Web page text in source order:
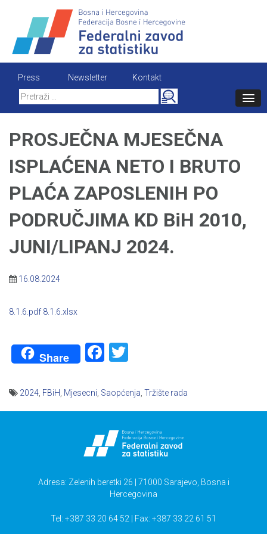
content
Press Newsletter
Kontakt
Search
for:
PROSJEČNA MJESEČNA
ISPLAĆENA NETO I BRUTO
PLAĆA ZAPOSLENIH PO
PODRUČJIMA KD BiH 2010,
JUNI/LIPANJ 2024.
16.08.2024
8.1.6.pdf 8.1.6.xlsx
Share Facebook
2024 FBiH Mjesecni Saopćenja Tržište rada
Adresa: Zelenih beretki 26 | 71000 Sarajevo, Bosna i
Hercegovina
Tel: +387 33 20 64 52 | Fax: +387 33 22 61 51